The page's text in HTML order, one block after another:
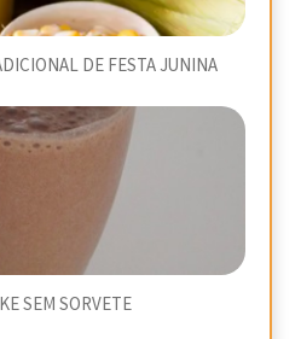
DE FESTA JUNINA
SEM SORVETE